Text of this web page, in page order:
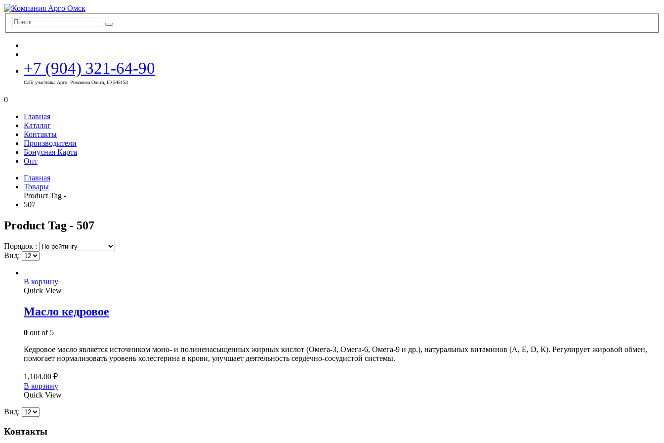
+7 (904) 321-64-90
Сайт участника Арго: Романова Ольга, ID 545153
0
Главная
Каталог
Контакты
Производители
Бонусная Карта
Опт
Главная
Товары
Product Tag -
507
Product Tag - 507
Порядок :
Вид:
В корзину
Quick View
Масло кедровое
0 out of 5
Кедровое масло является источником моно- и полиненасыщенных жирных кислот (Омега-3, Омега-6, Омега-9 и др.), натуральных витаминов (А, Е, D, К). Регулирует жировой обмен,
помогает нормализовать уровень холестерина в крови, улучшает деятельность сердечно-сосудистой системы.
1,104.00 ₽
В корзину
Quick View
Вид:
Контакты